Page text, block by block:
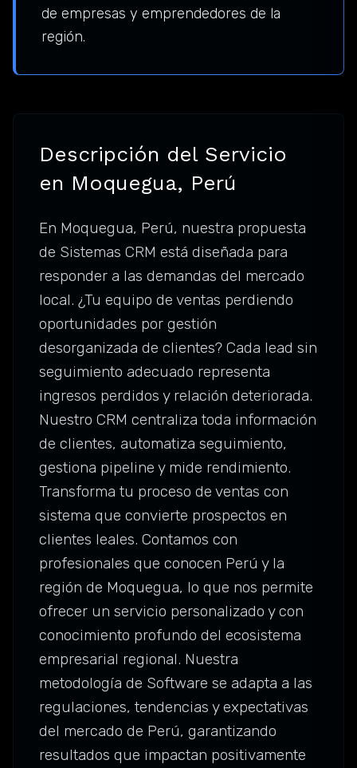
de empresas y emprendedores de la
región.
Descripción del Servicio
en Moquegua, Perú
En Moquegua, Perú, nuestra propuesta
de Sistemas CRM está diseñada para
responder a las demandas del mercado
local. ¿Tu equipo de ventas perdiendo
oportunidades por gestión
desorganizada de clientes? Cada lead sin
seguimiento adecuado representa
ingresos perdidos y relación deteriorada.
Nuestro CRM centraliza toda información
de clientes, automatiza seguimiento,
gestiona pipeline y mide rendimiento.
Transforma tu proceso de ventas con
sistema que convierte prospectos en
clientes leales. Contamos con
profesionales que conocen Perú y la
región de Moquegua, lo que nos permite
ofrecer un servicio personalizado y con
conocimiento profundo del ecosistema
empresarial regional. Nuestra
metodología de Software se adapta a las
regulaciones, tendencias y expectativas
del mercado de Perú, garantizando
resultados que impactan positivamente